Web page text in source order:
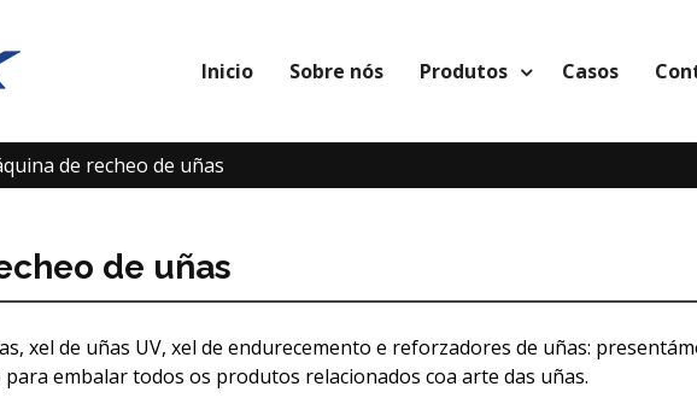
Inicio Sobre nós Produtos Casos
de recheo de uñas
de uñas
xel de uñas UV, xel de endurecemento e reforzadores de uñas:
embalar todos os produtos relacionados coa arte das uñas.